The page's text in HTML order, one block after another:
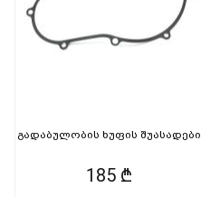
გადაბულობის ხუფის შუასადები
185 ₾